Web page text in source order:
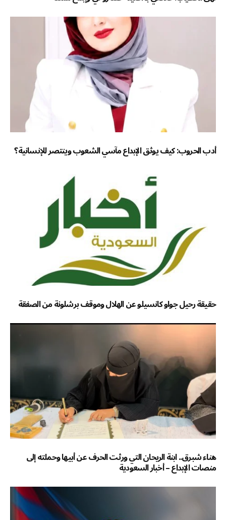
أدب الحروب: كيف يوثق الإبداع مآسي الشعوب وينتصر للإنسانية؟
حقيقة رحيل جواو كانسيلو عن الهلال وموقف برشلونة من الصفقة
هناء شبرق.. ابنة الريحان التي ورثت الحرف عن أبيها وحملته إلى
منصات الإبداع – أخبار السعودية